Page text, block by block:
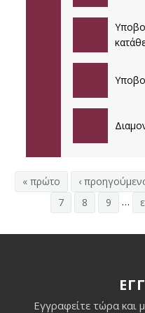
38ο ΕΤΗΣΙΟ
37ο ΕΤΗΣΙΟ ΠΑΝΕΛΛΗΝΙΟ
36ο ΕΤΗΣΙΟ
« πρώτο ‹
7
8 9 …
Εγγραφείτε τώρα και